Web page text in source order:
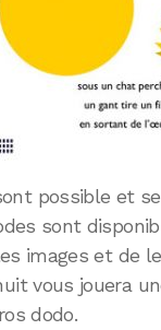
possible et
sont
images et de
vous jouera
dodo.